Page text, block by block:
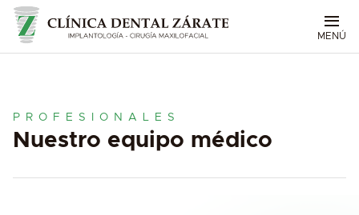
MENÚ
PROFESIONALES
Nuestro equipo médico